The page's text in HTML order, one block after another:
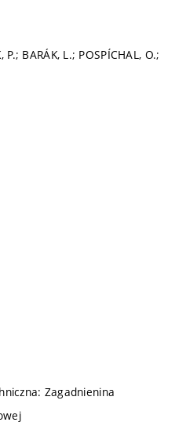
P.; BARÁK, L.; POSPÍCHAL, O.;
Zagadnienina